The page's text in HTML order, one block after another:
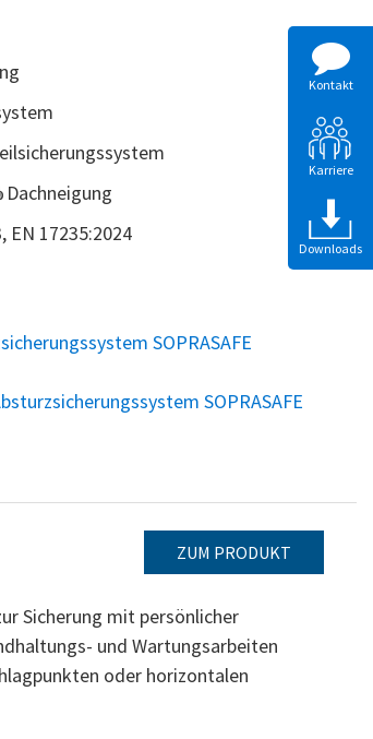
Dachneigung
EN 17235:2024
SOPRASAFE
SOPRASAFE
ZUM PRODUKT
Sicherung mit persönlicher
und Wartungsarbeiten
oder horizontalen
Kontakt
Karriere
Downloads